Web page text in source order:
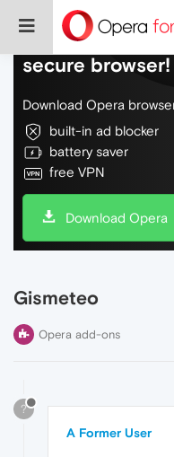
Do more on the
secure browser!
Download Opera
built-in ad blocker
battery saver
free VPN
Download Opera
Gismeteo
Opera add-ons
?
A Former User